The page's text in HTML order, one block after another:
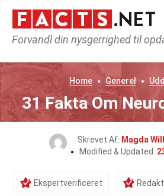
Forvandl din nysgerrighed til
Home Generel
31 Fakta Om
Skrevet Af: Magda
Modified & Updated:
Ekspertverificeret